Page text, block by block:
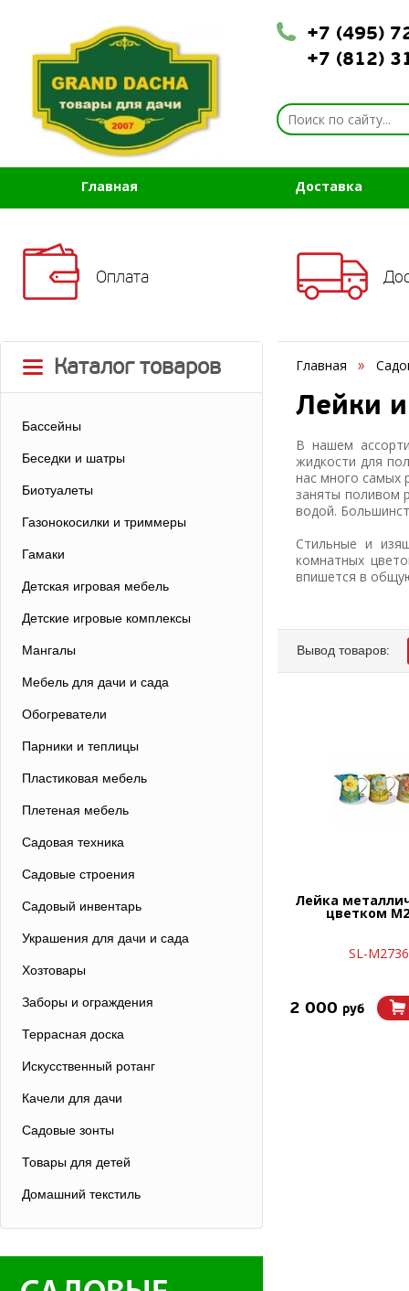
+7 (495)
+7 (812)
Главная Доставка
Оплата
Каталог товаров
Бассейны
Беседки и шатры
Биотуалеты
Газонокосилки и триммеры
Гамаки
Детская игровая мебель
Детские игровые комплексы
Мангалы
Мебель для дачи и сада
Обогреватели
Парники и теплицы
Пластиковая мебель
Плетеная мебель
Садовая техника
Садовые строения
Садовый инвентарь
Украшения для дачи и сада
Хозтовары
Заборы и ограждения
Террасная доска
Искусственный ротанг
Качели для дачи
Садовые зонты
Товары для детей
Домашний текстиль
Главная
Лейки
В нашем
жидкости для
нас много самых
заняты поливом
водой.
Стильные и
комнатных
впишется в
Вывод товаров:
Лейка
цветком
SL-М2736
2 000 руб